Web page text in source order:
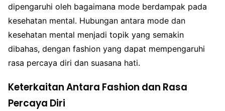
dipengaruhi oleh bagaimana mode berdampak pada
kesehatan mental. Hubungan antara mode dan
kesehatan mental menjadi topik yang semakin
dibahas, dengan fashion yang dapat mempengaruhi
rasa percaya diri dan suasana hati.
Keterkaitan Antara Fashion dan Rasa
Percaya Diri